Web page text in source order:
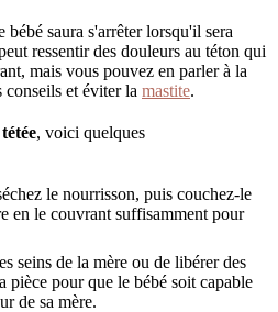
bébé saura s'arrêter lorsqu'il sera
ressentir des douleurs au téton qui
mais vous pouvez en parler à la
conseils et éviter la mastite.
, voici quelques
le nourrisson, puis couchez-le
en le couvrant suffisamment pour
seins de la mère ou de libérer des
pièce pour que le bébé soit capable
de sa mère.